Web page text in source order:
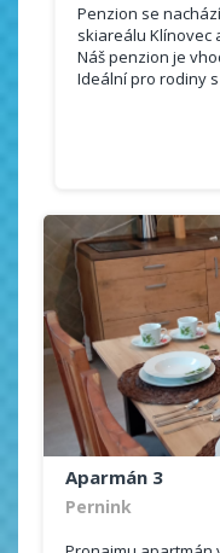
Penzion se
skiareálu Klínovec
Náš penzion je
Ideální pro rodiny
Aparmán 3
Pernink